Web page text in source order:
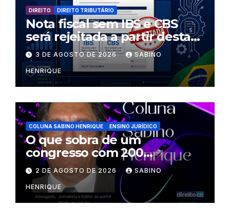
DIREITO DIREITO TRIBUTÁRIO
Nota fiscal sem IBS e CBS
será rejeitada a partir desta
segunda-feira
3 DE AGOSTO DE 2026 SABINO
HENRIQUE
COLUNA SABINO HENRIQUE ENSINO JURÍDICO
O que sobra de um
congresso com 200
palestrantes?
2 DE AGOSTO DE 2026 SABINO
HENRIQUE